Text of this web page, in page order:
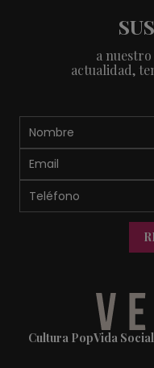
a
actualidad,
Cultura PopVida Social